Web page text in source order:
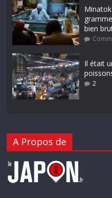
bien
Il était
2
A Propos de